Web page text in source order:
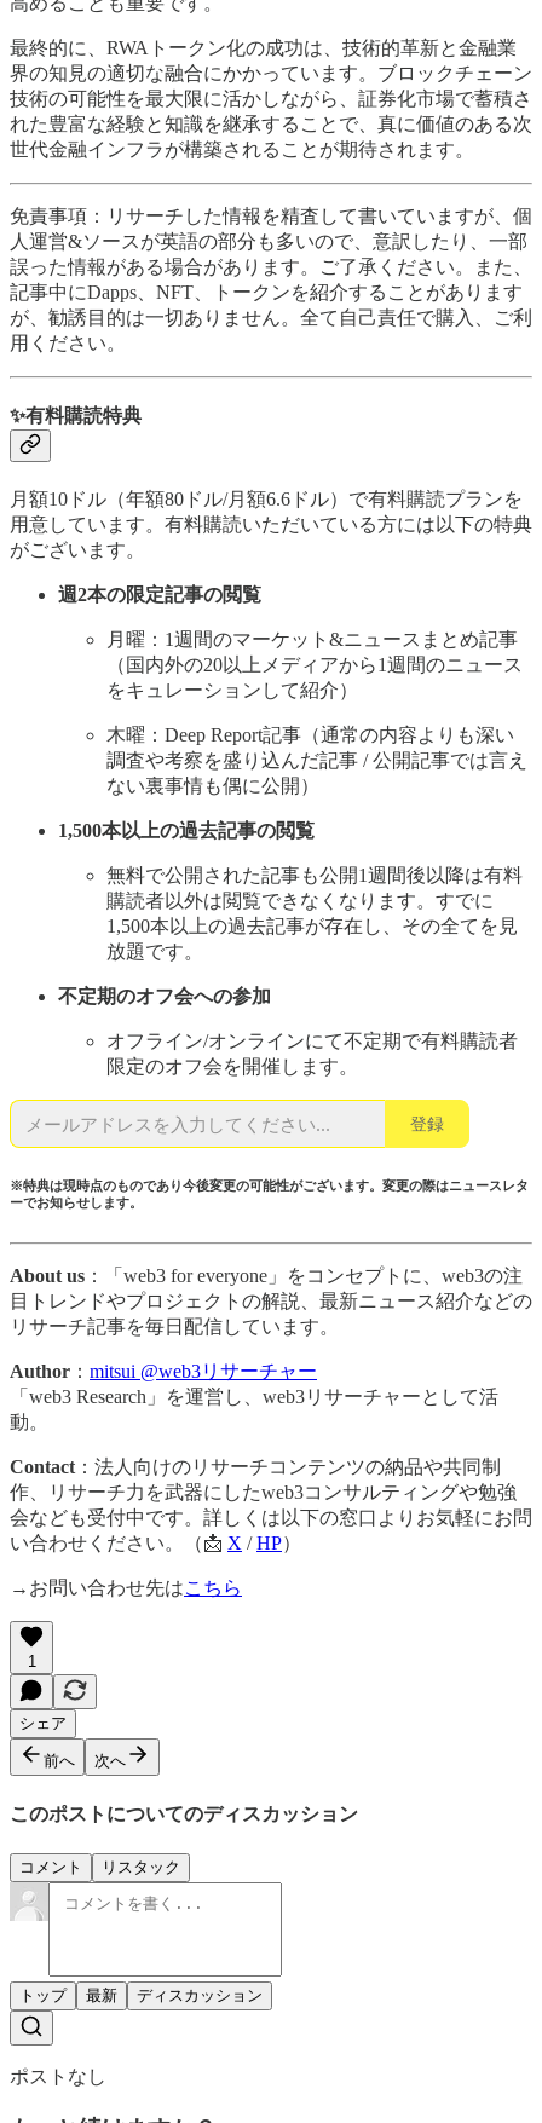
最終的に、RWAトークン化の成功は、技術的革新と金融業
界の知見の適切な融合にかかっています。ブロックチェーン
技術の可能性を最大限に活かしながら、証券化市場で蓄積さ
れた豊富な経験と知識を継承することで、真に価値のある次
世代金融インフラが構築されることが期待されます。
免責事項：リサーチした情報を精査して書いていますが、個
人運営&ソースが英語の部分も多いので、意訳したり、一部
誤った情報がある場合があります。ご了承ください。また、
記事中にDapps、NFT、トークンを紹介することがあります
が、勧誘目的は一切ありません。全て自己責任で購入、ご利
用ください。
✨有料購読特典
月額10ドル（年額80ドル/月額6.6ドル）で有料購読プランを
用意しています。有料購読いただいている方には以下の特典
がございます。
週2本の限定記事の閲覧
月曜：1週間のマーケット&ニュースまとめ記事
（国内外の20以上メディアから1週間のニュース
をキュレーションして紹介）
木曜：Deep Report記事（通常の内容よりも深い
調査や考察を盛り込んだ記事 / 公開記事では言え
ない裏事情も偶に公開）
1,500本以上の過去記事の閲覧
無料で公開された記事も公開1週間後以降は有料
購読者以外は閲覧できなくなります。すでに
1,500本以上の過去記事が存在し、その全てを見
放題です。
不定期のオフ会への参加
オフライン/オンラインにて不定期で有料購読者
限定のオフ会を開催します。
登録
※特典は現時点のものであり今後変更の可能性がございます。変更の際はニュースレタ
ーでお知らせします。
About us ：「web3 for everyone」をコンセプトに、web3の注
目トレンドやプロジェクトの解説、最新ニュース紹介などの
リサーチ記事を毎日配信しています。
Author ： mitsui @web3リサーチャー
「web3 Research」を運営し、web3リサーチャーとして活
動。
Contact：法人向けのリサーチコンテンツの納品や共同制
作、リサーチ力を武器にしたweb3コンサルティングや勉強
会なども受付中です。詳しくは以下の窓口よりお気軽にお問
い合わせください。（📩 X /HP）
→お問い合わせ先はこちら
1
シェア
前へ 次へ
このポストについてのディスカッション
コメント リスタック
トップ 最新 ディスカッション
ポストなし